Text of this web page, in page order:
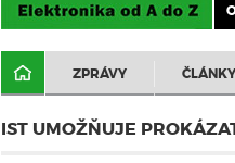
ZPRÁVY ČLÁNKY
IST UMOŽŇUJE